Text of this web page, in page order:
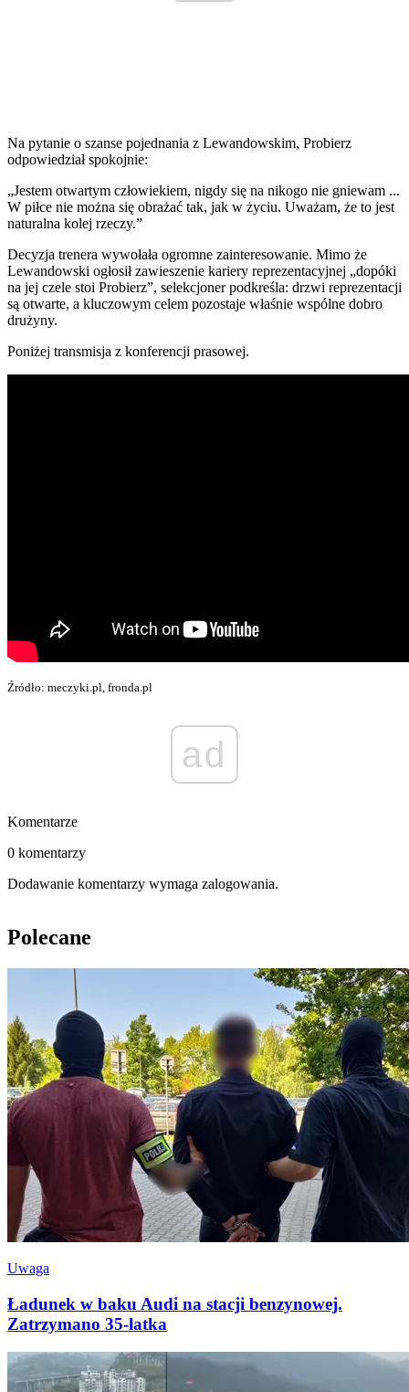
Na pytanie o szanse pojednania z Lewandowskim, Probierz
odpowiedział spokojnie:
„Jestem otwartym człowiekiem, nigdy się na nikogo nie gniewam ...
W piłce nie można się obrażać tak, jak w życiu. Uważam, że to jest
naturalna kolej rzeczy.”
Decyzja trenera wywołała ogromne zainteresowanie. Mimo że
Lewandowski ogłosił zawieszenie kariery reprezentacyjnej „dopóki
na jej czele stoi Probierz”, selekcjoner podkreśla: drzwi reprezentacji
są otwarte, a kluczowym celem pozostaje właśnie wspólne dobro
drużyny.
Poniżej transmisja z konferencji prasowej.
Źródło: meczyki.pl, fronda.pl
ad
Komentarze
0 komentarzy
Dodawanie komentarzy wymaga zalogowania.
Polecane
Uwaga
Ładunek w baku Audi na stacji benzynowej.
Zatrzymano 35-latka